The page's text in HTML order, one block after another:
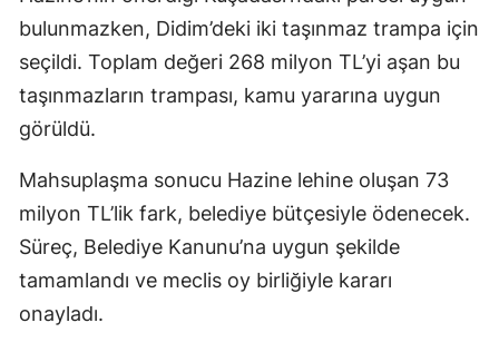
bulunmazken, Didim’deki iki taşınmaz trampa için
seçildi. Toplam değeri 268 milyon TL’yi aşan bu
taşınmazların trampası, kamu yararına uygun
görüldü.
Mahsuplaşma sonucu Hazine lehine oluşan 73
milyon TL’lik fark, belediye bütçesiyle ödenecek.
Süreç, Belediye Kanunu’na uygun şekilde
tamamlandı ve meclis oy birliğiyle kararı
onayladı.